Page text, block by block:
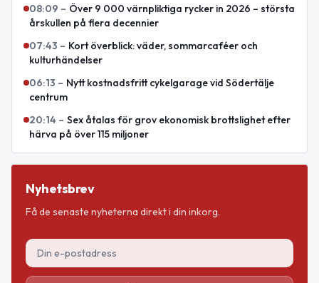
08:09 – Över 9 000 värnpliktiga rycker in 2026 – största
årskullen på flera decennier
07:43 – Kort överblick: väder, sommarcaféer och
kulturhändelser
06:13 – Nytt kostnadsfritt cykelgarage vid Södertälje
centrum
20:14 – Sex åtalas för grov ekonomisk brottslighet efter
härva på över 115 miljoner
Nyhetsbrev
Få de senaste nyheterna direkt i din inkorg.